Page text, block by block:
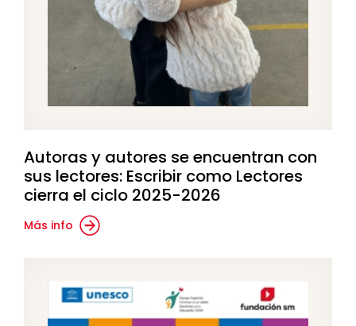
Autoras y autores se encuentran con
sus lectores: Escribir como Lectores
cierra el ciclo 2025-2026
Más info